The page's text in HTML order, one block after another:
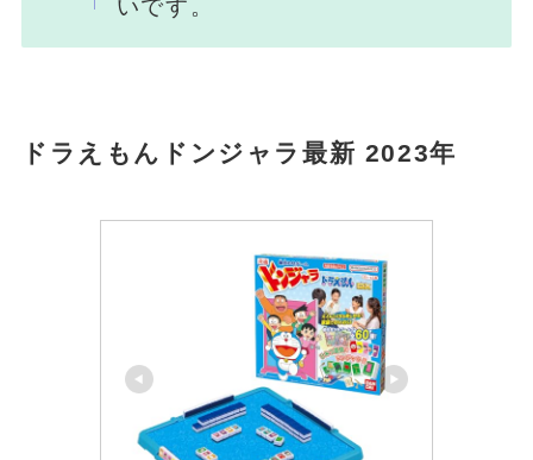
いです。
ドラえもんドンジャラ最新 2023年